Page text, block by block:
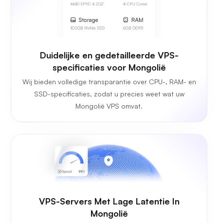
Duidelijke en gedetailleerde VPS-
specificaties voor Mongolië
Wij bieden volledige transparantie over CPU-, RAM- en
SSD-specificaties, zodat u precies weet wat uw
Mongolië VPS omvat.
VPS-Servers Met Lage Latentie In
Mongolië